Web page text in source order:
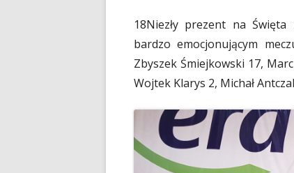
DOKUMENTY DO
18Niezły prezent na
bardzo emocjonującym
Zbyszek Śmiejkowski 17,
Wojtek Klarys 2, Michał